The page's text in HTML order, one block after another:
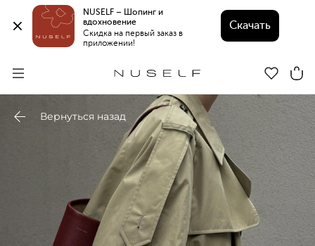
NUSELF – Шопинг и
вдохновение
Скидка на первый заказ в
приложении!
Скачать
Вернуться назад